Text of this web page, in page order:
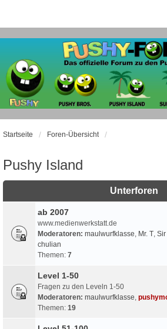
Startseite Foren-Übersicht
Pushy Island
Unterforen
ab 2007
www.medienwerkstatt.de
Moderatoren: maulwurfklasse, Mr. T, Sir
chulian
Themen: 7
Level 1-50
Fragen zu den Leveln 1-50
Moderatoren: maulwurfklasse,
Themen: 19